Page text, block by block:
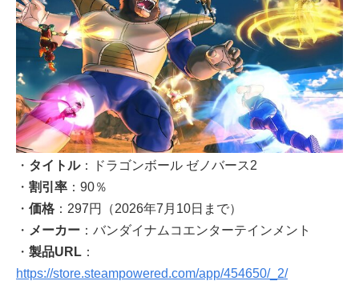
・ タイトル：ドラゴンボール ゼノバース2
・ 割引率 ：90％
・ 価格 ：297円（2026年7月10日まで）
・ メーカー ：バンダイナムコエンターテインメント
・ 製品URL ：
https://store.steampowered.com/app/454650/_2/